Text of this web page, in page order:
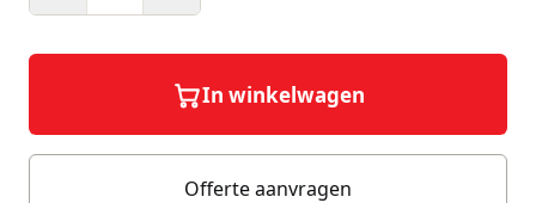
In winkelwagen
Offerte aanvragen